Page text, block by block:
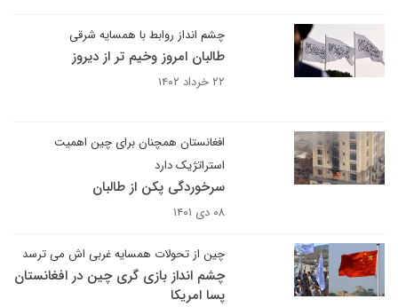
چشم انداز روابط با همسایه شرقی
طالبان امروز وخیم تر از دیروز
۲۲ خرداد ۱۴۰۲
افغانستان همچنان برای چین اهمیت
استراتژیک دارد
سرخوردگی پکن از طالبان
۰۸ دی ۱۴۰۱
چین از تحولات همسایه غربی اش می ترسد
چشم انداز بازی گری چین در افغانستان
پسا امریکا